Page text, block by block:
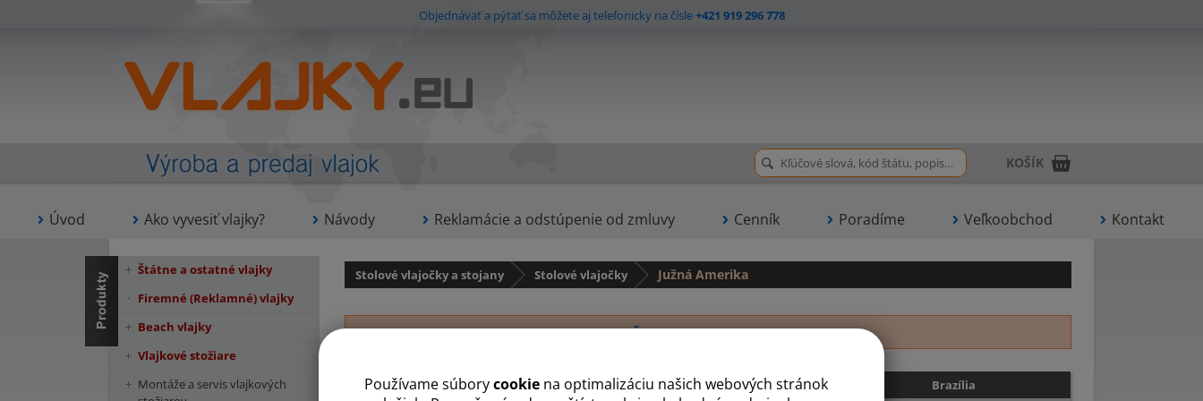
Používame súborycookie na optimalizáciu našich webových stránok
Objednávať a pýtať sa môžete aj telefonicky na čísle+421 919 296 778
Úvod Ako vyvesiť vlajky? Návody Reklamácie a odstúpenie od zmluvy Cenník Poradíme Veľkoobchod Kontakt
KOŠÍK
Stolové vlajočky a stojany Stolové vlajočky Južná Amerika
A B Č E F G J K P S T U V
Argentína Bolívia Brazília
Štátne a ostatné vlajky
Firemné (Reklamné) vlajky
Beach vlajky
Vlajkové stožiare
Montáže a servis vlajkových